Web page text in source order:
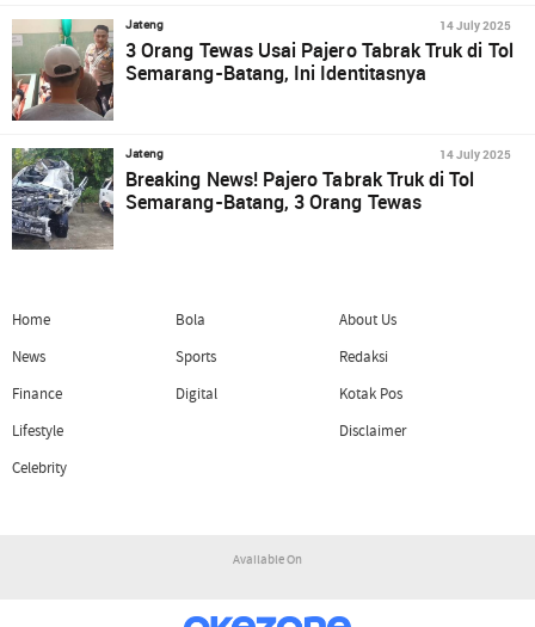
Jateng 14 July 2025
3 Orang Tewas Usai Pajero Tabrak Truk di Tol
Semarang-Batang, Ini Identitasnya
Jateng 14 July 2025
Breaking News! Pajero Tabrak Truk di Tol
Semarang-Batang, 3 Orang Tewas
Home
News
Finance
Lifestyle
Celebrity
Bola
Sports
Digital
About Us
Redaksi
Kotak Pos
Disclaimer
Available On